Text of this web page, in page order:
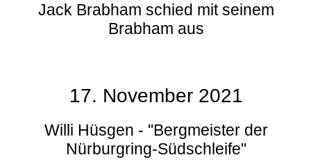
Jack Brabham schied mit seinem
Brabham aus
17. November 2021
Willi Hüsgen - "Bergmeister der
Nürburgring-Südschleife"